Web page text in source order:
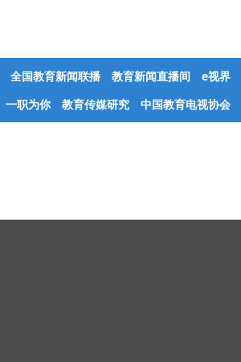
全国教育新闻联播 教育新闻直播间 e视界
一职为你 教育传媒研究 中国教育电视协会